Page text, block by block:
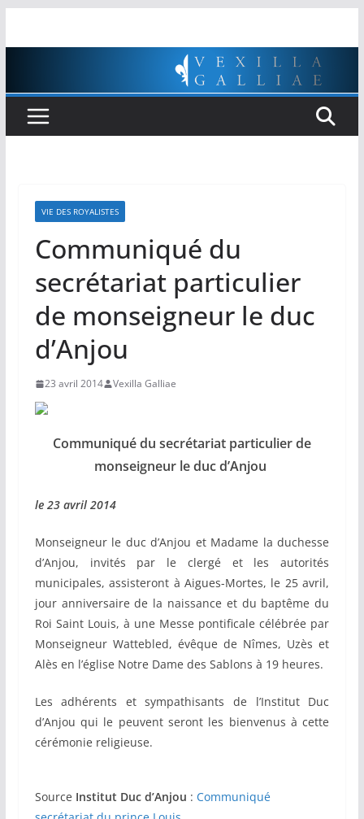
VIE DES ROYALISTES
Communiqué du
secrétariat particulier
de monseigneur le duc
d’Anjou
23 avril 2014 Vexilla Galliae
Communiqué du secrétariat particulier de
monseigneur le duc d’Anjou
le 23 avril 2014
Monseigneur le duc d’Anjou et Madame la duchesse
d’Anjou, invités par le clergé et les autorités
municipales, assisteront à Aigues-Mortes, le 25 avril,
jour anniversaire de la naissance et du baptême du
Roi Saint Louis, à une Messe pontificale célébrée par
Monseigneur Wattebled, évêque de Nîmes, Uzès et
Alès en l’église Notre Dame des Sablons à 19 heures.
Les adhérents et sympathisants de l’Institut Duc
d’Anjou qui le peuvent seront les bienvenus à cette
cérémonie religieuse.
Source Institut Duc d’Anjou : Communiqué